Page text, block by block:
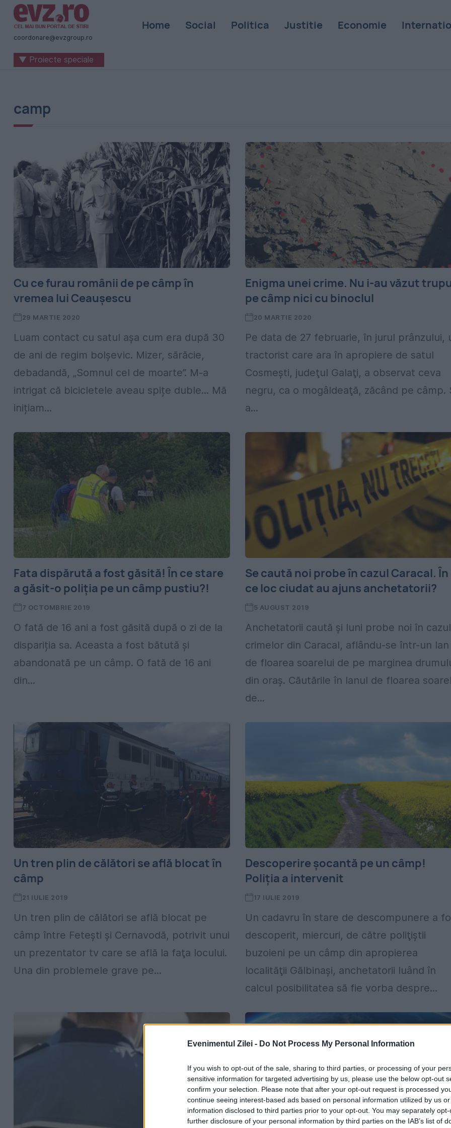
Evenimentul Zilei - Do Not Process My Personal Information
If you wish to opt-out of the sale, sharing to third parties, or processing of your
sensitive information for targeted advertising by us, please use the below opt-out
confirm your selection. Please note that after your opt-out request is processed
continue seeing interest-based ads based on personal information utilized by us
information disclosed to third parties prior to your opt-out. You may separately
further disclosure of your personal information by third parties on the IAB’s list of
Știri
naționale
internaționale
-
coordonare@evzgroup.ro
Home Social Politica Justitie Economie
▼ Proiecte speciale
camp
Cu ce furau românii de pe câmp în
vremea lui Ceaușescu
29 MARTIE 2020
Luam contact cu satul așa cum era după 30
de ani de regim bolșevic. Mizer, sărăcie,
debadandă, „Somnul cel de moarte”. M-a
intrigat că bicicletele aveau spițe duble... Mă
inițiam...
Enigma unei crime. Nu i-au văzut
pe câmp nici cu binoclul
20 MARTIE 2020
Pe data de 27 februarie, în jurul prânzului,
tractorist care ara în apropiere de satul
Cosmeşti, judeţul Galaţi, a observat ceva
negru, ca o mogâldeaţă, zăcând pe câmp.
a...
Fata dispărută a fost găsită! În ce stare
a găsit-o poliția pe un câmp pustiu?!
7 OCTOMBRIE 2019
O fată de 16 ani a fost găsită după o zi de la
dispariția sa. Aceasta a fost bătută și
abandonată pe un câmp. O fată de 16 ani
din...
Se caută noi probe în cazul Caracal. În
ce loc ciudat au ajuns anchetatorii?
5 AUGUST 2019
Anchetatorii caută și luni probe noi în cazul
crimelor din Caracal, aflându-se într-un lan
de floarea soarelui de pe marginea
din oraș. Căutările în lanul de floarea
de...
Un tren plin de călători se află blocat în
câmp
21 IULIE 2019
Un tren plin de călători se află blocat pe
câmp între Fetești și Cernavodă, potrivit unui
un prezentator tv care se află la faţa locului.
Una din problemele grave pe...
Descoperire șocantă pe un câmp!
Poliția a intervenit
17 IULIE 2019
Un cadavru în stare de descompunere a
descoperit, miercuri, de către poliţiştii
buzoieni pe un câmp din apropierea
localităţii Gălbinaşi, anchetatorii luând în
calcul posibilitatea să fie vorba despre...